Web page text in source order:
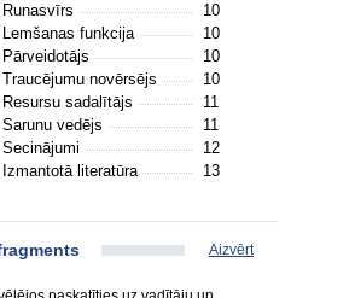
Runasvīrs
10
Lemšanas funkcija
10
Pārveidotājs
10
Traucējumu novērsējs
10
Resursu sadalītājs
11
Sarunu vedējs
11
Secinājumi
12
Izmantotā literatūra 13
Aizvērt